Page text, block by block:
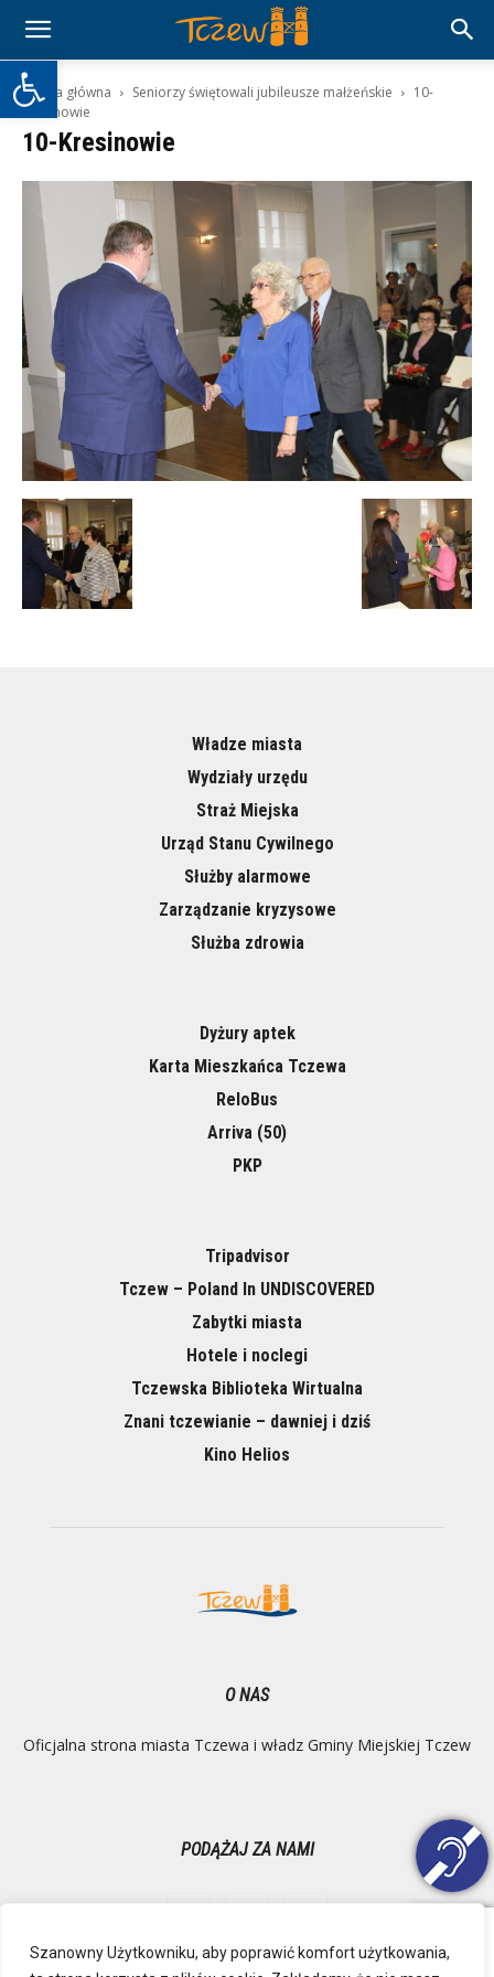
Otwórz pasek narzędzi
Szanowny Użytkowniku, aby poprawić komfort użytkowania,
Strona główna Seniorzy świętowali jubileusze małżeńskie
10-
Kresinowie
10-Kresinowie
Władze miasta
Wydziały urzędu
Straż Miejska
Urząd Stanu Cywilnego
Służby alarmowe
Zarządzanie kryzysowe
Służba zdrowia
Dyżury aptek
Karta Mieszkańca Tczewa
ReloBus
Arriva (50)
PKP
Tripadvisor
Tczew – Poland In UNDISCOVERED
Zabytki miasta
Hotele i noclegi
Tczewska Biblioteka Wirtualna
Znani tczewianie – dawniej i dziś
Kino Helios
O NAS
Oficjalna strona miasta Tczewa i władz Gminy Miejskiej Tczew
PODĄŻAJ ZA NAMI